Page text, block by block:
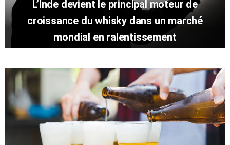
L’Inde devient le principal moteur de
croissance du whisky dans un marché
mondial en ralentissement